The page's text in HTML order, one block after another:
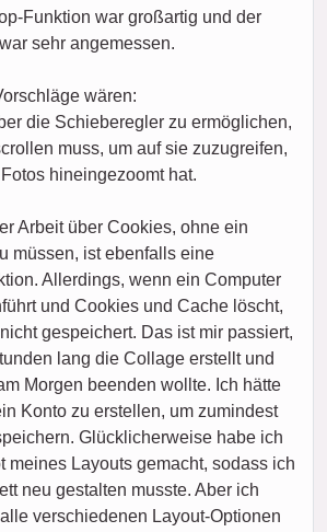
Funktion war großartig und der
sehr angemessen.
wären:
die Schieberegler zu ermöglichen,
muss, um auf sie zuzugreifen,
hineingezoomt hat.
Arbeit über Cookies, ohne ein
müssen, ist ebenfalls eine
Allerdings, wenn ein Computer
und Cookies und Cache löscht,
gespeichert. Das ist mir passiert,
lang die Collage erstellt und
Morgen beenden wollte. Ich hätte
Konto zu erstellen, um zumindest
Glücklicherweise habe ich
meines Layouts gemacht, sodass ich
neu gestalten musste. Aber ich
verschiedenen Layout-Optionen